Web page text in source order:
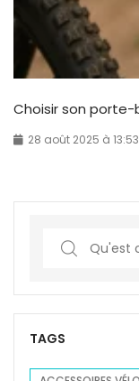
Choisir son porte-
28 août 2025 à 13:53
r
c
TAGS